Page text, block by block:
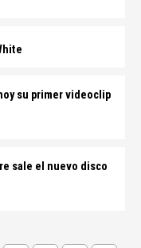
su primer videoclip
sale el nuevo disco